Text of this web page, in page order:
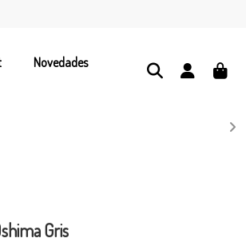
Novedades
Gris